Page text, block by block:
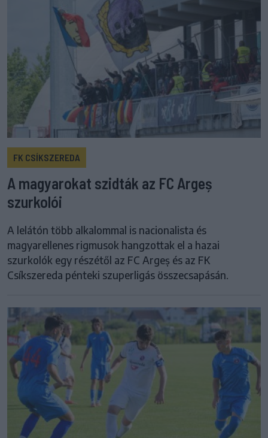
FK CSÍKSZEREDA
A magyarokat szidták az FC Argeș
szurkolói
A lelátón több alkalommal is nacionalista és
magyarellenes rigmusok hangzottak el a hazai
szurkolók egy részétől az FC Argeș és az FK
Csíkszereda pénteki szuperligás összecsapásán.